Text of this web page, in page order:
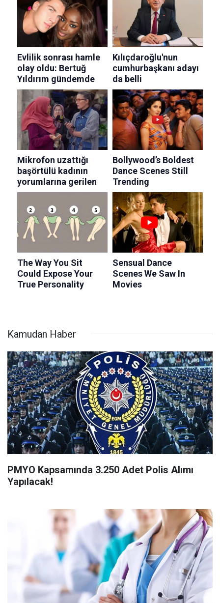
Kamudan Haber
PMYO Kapsamında 3.250 Adet Polis Alımı
Yapılacak!